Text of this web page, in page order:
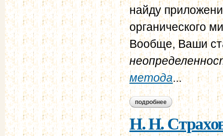
найду
органического
Вообще, Ваши
метода...
подробнее о н. н. страхов - в.
Н. Н.